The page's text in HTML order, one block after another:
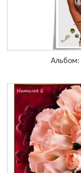
Альбом: